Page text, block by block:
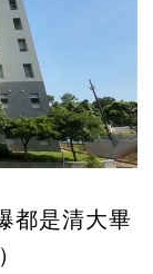
都是清大畢